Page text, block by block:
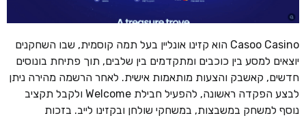
Casoo Casino הוא קזינו אונליין בעל תמה קוסמית, שבו השחקנים
יוצאים למסע בין כוכבים ומתקדמים בין שלבים, תוך פתיחת בונוסים
חדשים, קאשבק והצעות מותאמות אישית. לאחר הרשמה מהירה ניתן
לבצע הפקדה ראשונה, להפעיל חבילת Welcome ולקבל תקציב
נוסף למשחק במשבצות, במשחקי שולחן ובקזינו לייב. בזכות